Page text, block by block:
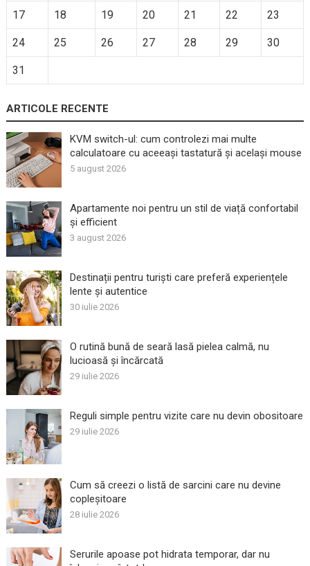
17 18 19 20 21 22 23
24 25 26 27 28 29 30
31
ARTICOLE RECENTE
KVM switch-ul: cum controlezi mai multe
calculatoare cu aceeași tastatură și același mouse
5 august 2026
Apartamente noi pentru un stil de viață confortabil
și efficient
3 august 2026
Destinații pentru turiști care preferă experiențele
lente și autentice
30 iulie 2026
O rutină bună de seară lasă pielea calmă, nu
lucioasă și încărcată
29 iulie 2026
Reguli simple pentru vizite care nu devin obositoare
29 iulie 2026
Cum să creezi o listă de sarcini care nu devine
copleșitoare
28 iulie 2026
Serurile apoase pot hidrata temporar, dar nu